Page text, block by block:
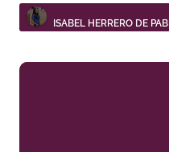
ISABEL HERRERO DE